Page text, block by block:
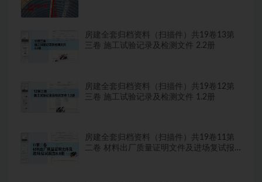
房建全套归档资料（扫描件）共19卷13第
三卷 施工试验记录及检测文件 2.2册
房建全套归档资料（扫描件）共19卷12第
三卷 施工试验记录及检测文件 1.2册
房建全套归档资料（扫描件）共19卷11第
二卷 材料出厂质量证明文件及进场复试报